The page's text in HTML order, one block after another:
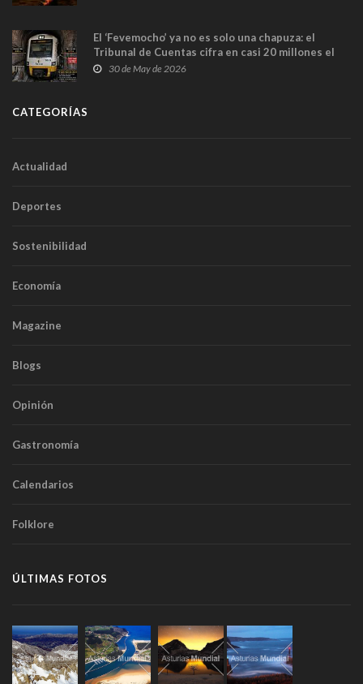
El ‘Fevemocho’ ya no es solo una chapuza: el
Tribunal de Cuentas cifra en casi 20 millones el
sobrecoste de los trenes que no cabían por los
30 de May de 2026
CATEGORÍAS
Actualidad
Deportes
Sostenibilidad
Economía
Magazine
Blogs
Opinión
Gastronomía
Calendarios
Folklore
ÚLTIMAS FOTOS